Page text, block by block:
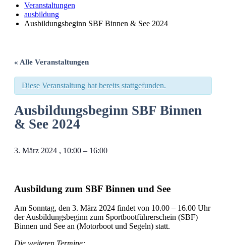
Veranstaltungen
ausbildung
Ausbildungs­beginn SBF Binnen & See 2024
« Alle Veranstaltungen
Diese Veranstaltung hat bereits stattgefunden.
Ausbildungs­beginn SBF Binnen
& See 2024
3. März 2024 , 10:00 – 16:00
Ausbildung zum SBF Binnen und See
Am Sonntag, den 3. März 2024 findet von 10.00 – 16.00 Uhr
der Ausbildungsbeginn zum Sportbootführerschein (SBF)
Binnen und See an (Motorboot und Segeln) statt.